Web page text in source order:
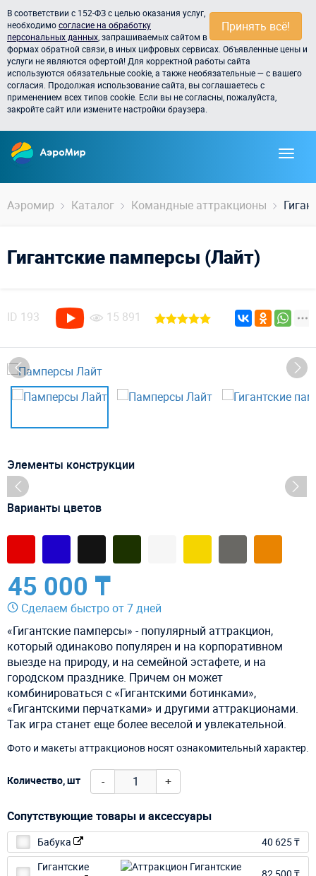
Принять всё!
В соответствии с 152-ФЗ с целью оказания услуг,
необходимосогласие на обработку
персональных данных , запрашиваемых сайтом в
формах обратной связи, в иных цифровых сервисах. Объявленные цены и
услуги не являются офертой! Для корректной работы сайта
используются обязательные cookie, а также необязательные — с вашего
согласия. Продолжая использование сайта, вы соглашаетесь с
применением всех типов cookie. Если вы не согласны, пожалуйста,
закройте сайт или измените настройки браузера.
Аэромир Каталог Командные аттракционы
Гигантские памперсы (Лайт)
ID 193 15 891
Элементы конструкции
Варианты цветов
45 000 ₸
Сделаем быстро от 7 дней
«Гигантские памперсы» - популярный аттракцион,
который одинаково популярен и на корпоративном
выезде на природу, и на семейной эстафете, и на
городском празднике. Причем он может
комбинироваться с «Гигантскими ботинками»,
«Гигантскими перчатками» и другими аттракционами.
Так игра станет еще более веселой и увлекательной.
Фото и макеты аттракционов носят ознакомительный характер.
Количество, шт - +
Сопутствующие товары и аксессуары
Бабука
40 625 ₸
Гигантские